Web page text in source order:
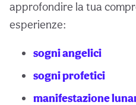
approfondire la tua
esperienze:
sogni angelici
sogni profetici
manifestazione